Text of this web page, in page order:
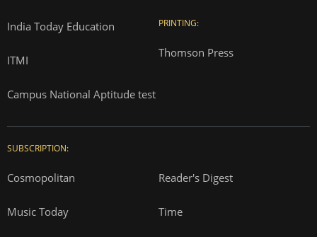
India Today Education
ITMI
Campus National Aptitude test
PRINTING:
Thomson Press
SUBSCRIPTION:
Cosmopolitan Reader's Digest
Music Today Time